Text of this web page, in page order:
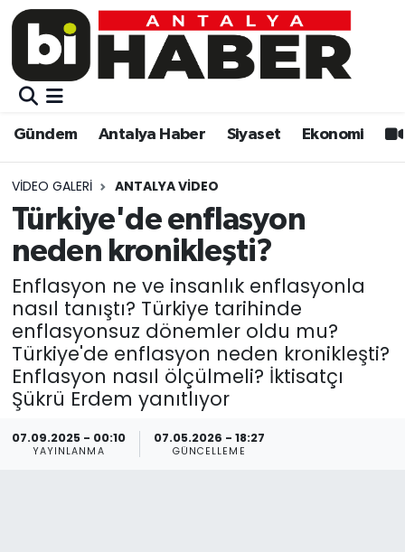
Gündem Antalya Haber Siyaset Ekonomi
VIDEO GALERI ANTALYA VIDEO
Türkiye'de enflasyon
neden kronikleşti?
Enflasyon ne ve insanlık enflasyonla
nasıl tanıştı? Türkiye tarihinde
enflasyonsuz dönemler oldu mu?
Türkiye'de enflasyon neden kronikleşti?
Enflasyon nasıl ölçülmeli? İktisatçı
Şükrü Erdem yanıtlıyor
07.09.2025 - 00:10
YAYINLANMA
07.05.2026 - 18:27
GÜNCELLEME
Gündem
Siyaset
Ekonomi
Video
Eğitim
Kültür-sanat
Sağlık
Spor
Gündem
Siyaset
Eğitim
Ekonomi
Kültür-sanat
Sağlık
Spor
Teknoloji
Muratpaşa Nöbetçi Eczaneler
Muratpaşa Trafik Yoğunluk Haritası
Süper Lig Puan Durumu ve Fikstür
Tüm Manşetler
Son Dakika Haberleri
Haber Arşivi